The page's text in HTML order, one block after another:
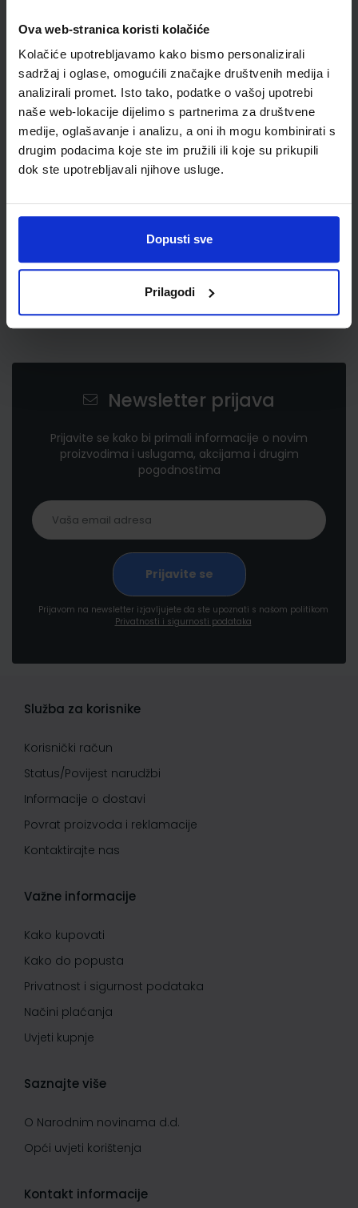
Ova web-stranica koristi kolačiće
Kolačiće upotrebljavamo kako bismo personalizirali
sadržaj i oglase, omogućili značajke društvenih medija i
analizirali promet. Isto tako, podatke o vašoj upotrebi
naše web-lokacije dijelimo s partnerima za društvene
medije, oglašavanje i analizu, a oni ih mogu kombinirati s
drugim podacima koje ste im pružili ili koje su prikupili
dok ste upotrebljavali njihove usluge.
Dopusti sve
Prilagodi
3,03 €
Newsletter prijava
Prijavite se kako bi primali informacije o novim
proizvodima i uslugama, akcijama i drugim
pogodnostima
Prijavom na newsletter izjavljujete da ste upoznati s našom politikom
Privatnosti i sigurnosti podataka
Služba za korisnike
Korisnički račun
Status/Povijest narudžbi
Informacije o dostavi
Povrat proizvoda i reklamacije
Kontaktirajte nas
Važne informacije
Kako kupovati
Kako do popusta
Privatnost i sigurnost podataka
Načini plaćanja
Uvjeti kupnje
Saznajte više
O Narodnim novinama d.d.
Opći uvjeti korištenja
Kontakt informacije